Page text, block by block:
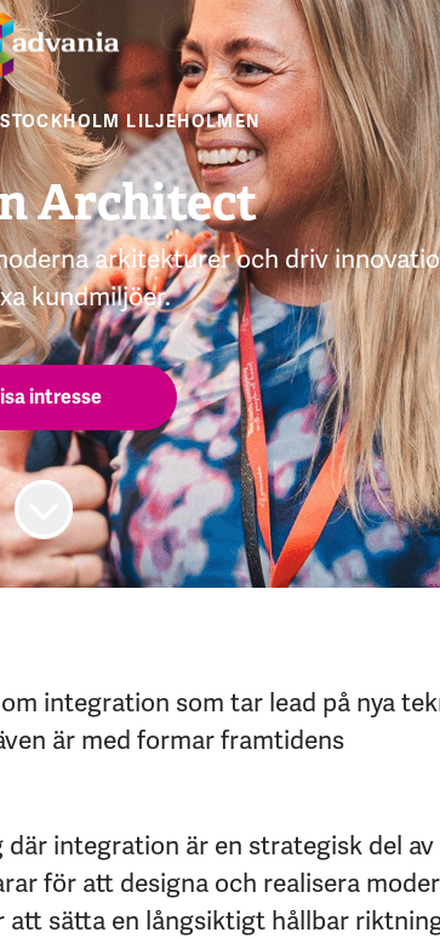
STOCKHOLM LILJEHOLMEN
Architect
arkitekturer och driv
kundmiljöer.
intresse
integration som tar lead på nya
är med formar framtidens
integration är en strategisk del av
för att designa och realisera
att sätta en långsiktigt hållbar